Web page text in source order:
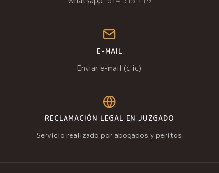
E-MAIL
Enviar e-mail (clic)
RECLAMACIÓN LEGAL EN JUZGADO
Servicio realizado por abogados y peritos